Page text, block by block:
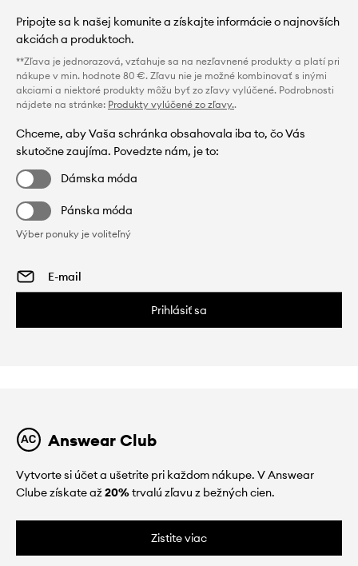
Pripojte sa k našej komunite a získajte informácie o najnovších
akciách a produktoch.
**Zľava je jednorazová, vzťahuje sa na nezľavnené produkty a platí pri
nákupe v min. hodnote 80 €. Zľavu nie je možné kombinovať s inými
akciami a niektoré produkty môžu byť zo zľavy vylúčené. Podrobnosti
nájdete na stránke: Produkty vylúčené zo zľavy..
Chceme, aby Vaša schránka obsahovala iba to, čo Vás
skutočne zaujíma. Povedzte nám, je to:
Dámska móda
Pánska móda
Výber ponuky je voliteľný
Prihlásiť sa
Answear Club
Vytvorte si účet a ušetrite pri každom nákupe. V Answear
Clube získate až20%trvalú zľavu z bežných cien.
Zistite viac